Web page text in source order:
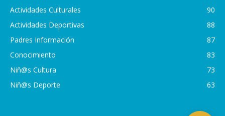
Actividades Culturales
90
Actividades Deportivas
88
Padres Información
87
Conocimiento
83
Niñ@s Cultura
73
Niñ@s Deporte
63